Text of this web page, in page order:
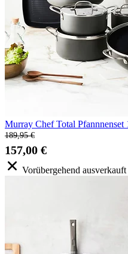
Murray Chef Total
189,95 €
157,00 €
Vorübergehend ausverkauft